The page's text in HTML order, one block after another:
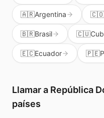
🇦🇷Argentina 🇨🇴
🇧🇷Brasil 🇨🇺
🇪🇨Ecuador 🇵🇪
Llamar a República
países